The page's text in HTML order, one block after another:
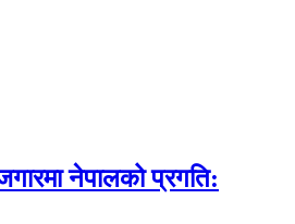
नेपालको प्रगति: